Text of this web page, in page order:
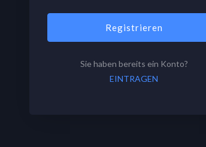
Registrieren
Sie haben bereits ein Konto?
EINTRAGEN